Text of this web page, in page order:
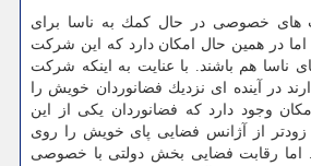
خصوصی در حال كمك به ناسا برای
اما در همین حال امكان دارد كه این شركت
ناسا هم باشند. با عنایت به اینكه شركت
در آینده ای نزدیك فضانوردان خویش را
وجود دارد كه فضانوردان یكی از این
از آژانس فضایی پای خویش را روی
اما رقابت فضایی بخش دولتی با خصوصی